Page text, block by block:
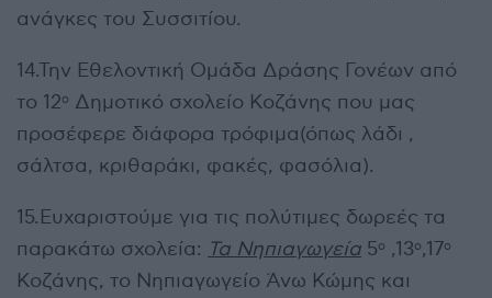
ανάγκες του Συσσιτίου.
14.Την Εθελοντική Ομάδα Δράσης Γονέων από
το 12ο Δημοτικό σχολείο Κοζάνης που μας
προσέφερε διάφορα τρόφιμα(όπως λάδι ,
σάλτσα, κριθαράκι, φακές, φασόλια).
15.Ευχαριστούμε για τις πολύτιμες δωρεές τα
παρακάτω σχολεία: Τα Νηπιαγωγεία 5ο ,13ο,17ο
Κοζάνης, το Νηπιαγωγείο Άνω Κώμης και